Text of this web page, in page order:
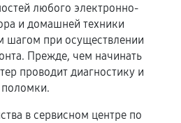
любого электронно-
и домашней техники
шагом при осуществлении
Прежде, чем начинать
проводит диагностику и
поломки.
в сервисном центре по